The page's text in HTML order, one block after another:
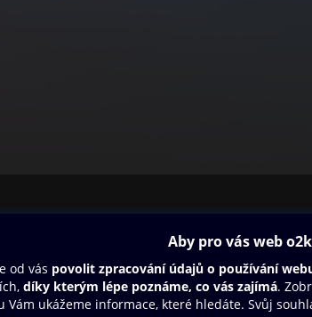
Dárkový poukaz
Nápověda
Oneplay
Sport